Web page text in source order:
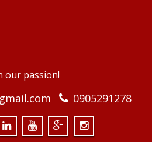
our passion!
0905291278